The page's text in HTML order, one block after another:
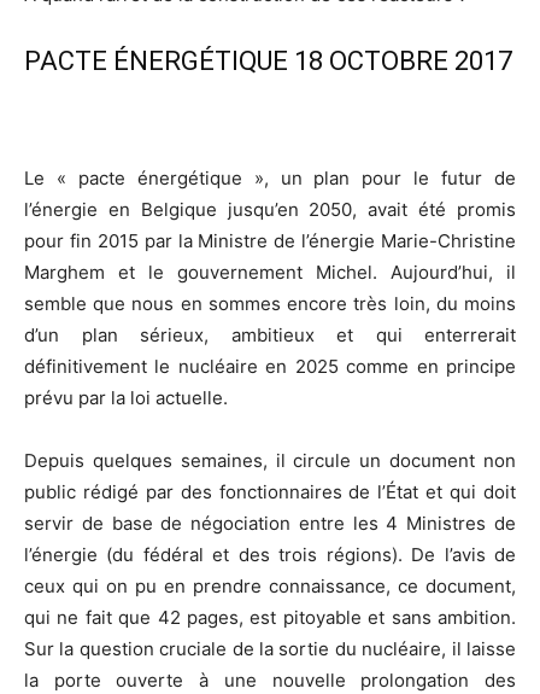
PACTE ÉNERGÉTIQUE 18 OCTOBRE 2017
Le « pacte énergétique », un plan pour le futur de
l’énergie en Belgique jusqu’en 2050, avait été promis
pour fin 2015 par la Ministre de l’énergie Marie-Christine
Marghem et le gouvernement Michel. Aujourd’hui, il
semble que nous en sommes encore très loin, du moins
d’un plan sérieux, ambitieux et qui enterrerait
définitivement le nucléaire en 2025 comme en principe
prévu par la loi actuelle.
Depuis quelques semaines, il circule un document non
public rédigé par des fonctionnaires de l’État et qui doit
servir de base de négociation entre les 4 Ministres de
l’énergie (du fédéral et des trois régions). De l’avis de
ceux qui on pu en prendre connaissance, ce document,
qui ne fait que 42 pages, est pitoyable et sans ambition.
Sur la question cruciale de la sortie du nucléaire, il laisse
la porte ouverte à une nouvelle prolongation des